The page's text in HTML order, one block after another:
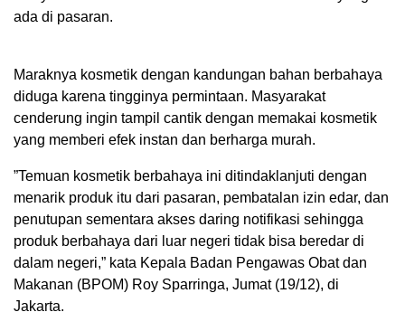
ada di pasaran.
Maraknya kosmetik dengan kandungan bahan berbahaya
diduga karena tingginya permintaan. Masyarakat
cenderung ingin tampil cantik dengan memakai kosmetik
yang memberi efek instan dan berharga murah.
”Temuan kosmetik berbahaya ini ditindaklanjuti dengan
menarik produk itu dari pasaran, pembatalan izin edar, dan
penutupan sementara akses daring notifikasi sehingga
produk berbahaya dari luar negeri tidak bisa beredar di
dalam negeri,” kata Kepala Badan Pengawas Obat dan
Makanan (BPOM) Roy Sparringa, Jumat (19/12), di
Jakarta.